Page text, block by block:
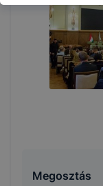
Megosztás